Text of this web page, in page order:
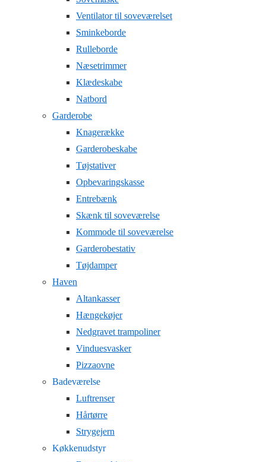
Ventilator til soveværelset
Sminkeborde
Rulleborde
Næsetrimmer
Klædeskabe
Natbord
Garderobe
Knagerække
Garderobeskabe
Tøjstativer
Opbevaringskasse
Entrebænk
Skænk til soveværelse
Kommode til soveværelse
Garderobestativ
Tøjdamper
Haven
Altankasser
Hængekøjer
Nedgravet trampoliner
Vinduesvasker
Pizzaovne
Badeværelse
Luftrenser
Hårtørre
Strygejern
Køkkenudstyr